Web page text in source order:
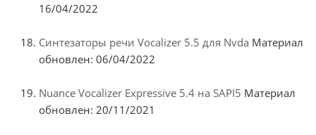
16/04/2022
Синтезаторы речи Vocalizer 5.5 для Nvda Материал
обновлен: 06/04/2022
Nuance Vocalizer Expressive 5.4 на SAPI5 Материал
обновлен: 20/11/2021